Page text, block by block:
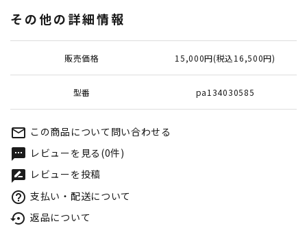
その他の詳細情報
販売価格 15,000円(税込16,500円)
型番 pa134030585
mail_outline この商品について問い合わせる
textsms レビューを見る(0件)
rate_review レビューを投稿
help_outline 支払い・配送について
settings_backup_restore 返品について